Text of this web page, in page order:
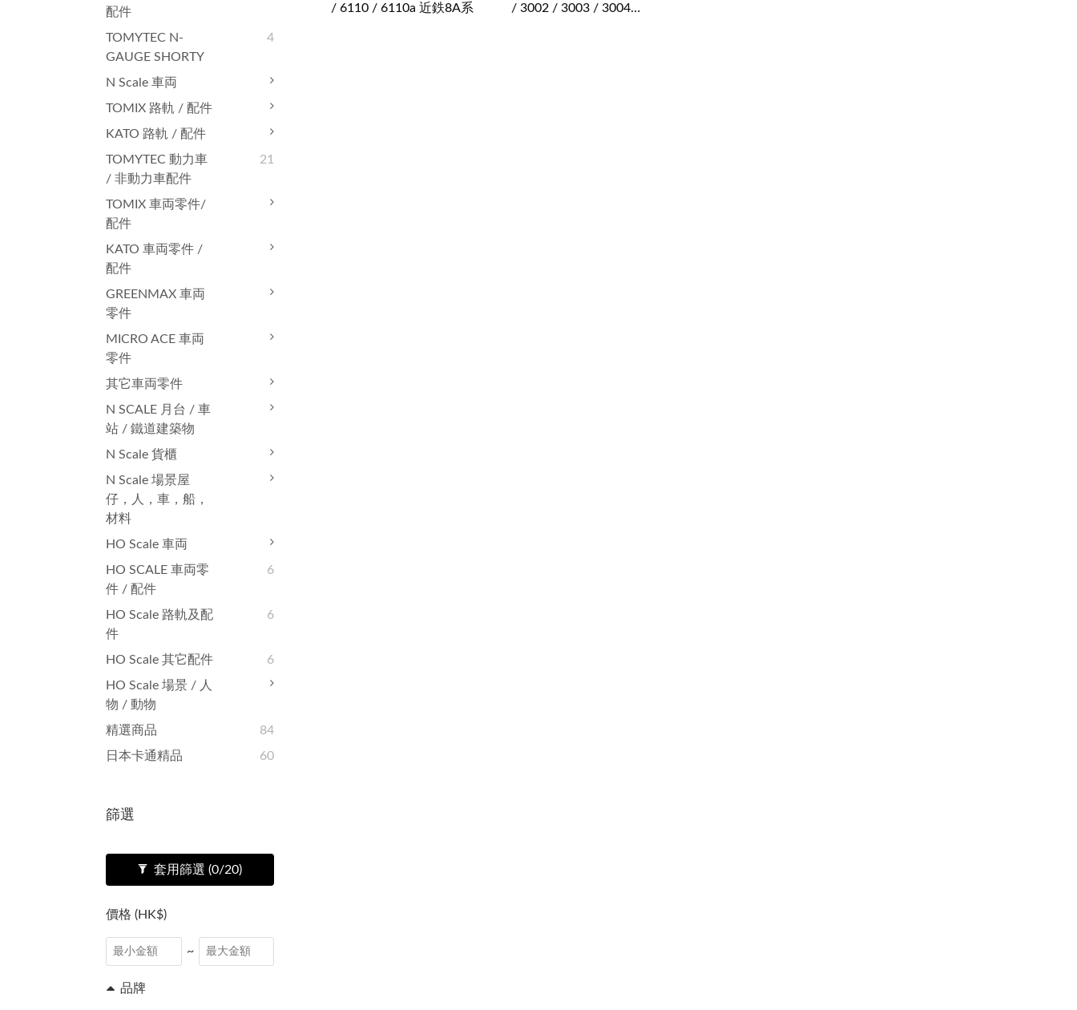
配件
TOMYTEC N-
GAUGE SHORTY
4
N Scale 車両
TOMIX 路軌 / 配件
KATO 路軌 / 配件
TOMYTEC 動力車
/ 非動力車配件
21
TOMIX 車両零件/
配件
KATO 車両零件 /
配件
GREENMAX 車両
零件
MICRO ACE 車両
零件
其它車両零件
N SCALE 月台 / 車
站 / 鐵道建築物
N Scale 貨櫃
N Scale 場景屋
仔，人，車，船，
材料
HO Scale 車両
HO SCALE 車両零
件 / 配件
6
HO Scale 路軌及配
件
6
HO Scale 其它配件
6
HO Scale 場景 / 人
物 / 動物
精選商品
84
日本卡通精品
60
篩選
套用篩選 (0/20)
價格 (HK$)
~
品牌
/ 6110 / 6110a 近鉄8A系
/ 3002 / 3003 / 3004